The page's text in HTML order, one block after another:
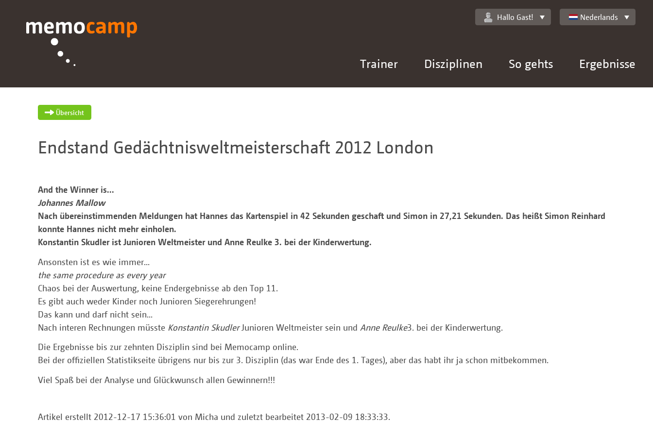
Trainer Disziplinen So gehts Ergebnisse
Hallo Gast! Nederlands
Übersicht
Endstand Gedächtnisweltmeisterschaft 2012 London
And the Winner is...
Johannes Mallow
Nach übereinstimmenden Meldungen hat Hannes das Kartenspiel in 42 Sekunden geschaft und Simon in 27,21 Sekunden. Das heißt Simon Reinhard
konnte Hannes nicht mehr einholen.
Konstantin Skudler ist Junioren Weltmeister und Anne Reulke 3. bei der Kinderwertung.
Ansonsten ist es wie immer...
the same procedure as every year
Chaos bei der Auswertung, keine Endergebnisse ab den Top 11.
Es gibt auch weder Kinder noch Junioren Siegerehrungen!
Das kann und darf nicht sein...
Nach interen Rechnungen müsste Konstantin SkudlerJunioren Weltmeister sein und Anne Reulke3. bei der Kinderwertung.
Die Ergebnisse bis zur zehnten Disziplin sind bei Memocamp online.
Bei der offiziellen Statistikseite übrigens nur bis zur 3. Disziplin (das war Ende des 1. Tages), aber das habt ihr ja schon mitbekommen.
Viel Spaß bei der Analyse und Glückwunsch allen Gewinnern!!!
Artikel erstellt 2012-12-17 15:36:01 von Micha und zuletzt bearbeitet 2013-02-09 18:33:33.